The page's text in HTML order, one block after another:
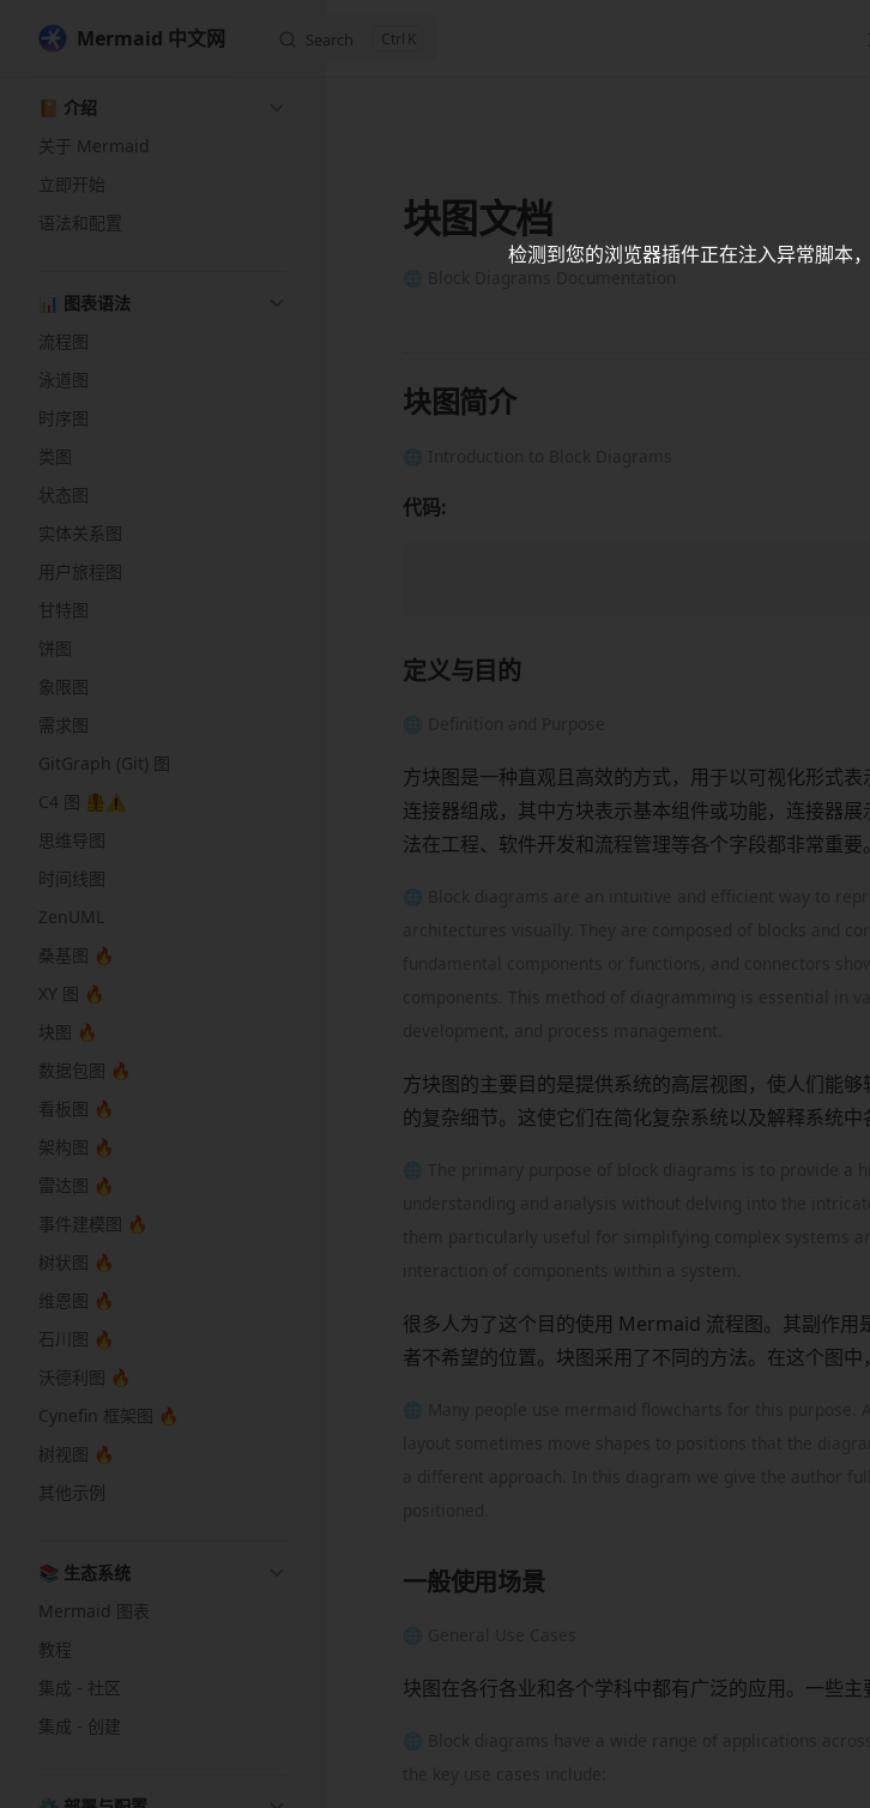
Skip to content
Mermaid 中文网 Search K
📔 介绍
关于 Mermaid
立即开始
语法和配置
📊 图表语法
流程图
泳道图
时序图
类图
状态图
实体关系图
用户旅程图
甘特图
饼图
象限图
需求图
GitGraph (Git) 图
C4 图 🦺⚠️
思维导图
时间线图
ZenUML
桑基图 🔥
XY 图 🔥
块图 🔥
数据包图 🔥
看板图 🔥
架构图 🔥
雷达图 🔥
事件建模图 🔥
树状图 🔥
维恩图 🔥
石川图 🔥
沃德利图 🔥
Cynefin 框架图 🔥
树视图 🔥
其他示例
📚 生态系统
Mermaid 图表
教程
集成 - 社区
集成 - 创建
块图文档
🌐 Block Diagrams Documentation
块图简介
🌐 Introduction to Block Diagrams
代码:
定义与目的
🌐 Definition and Purpose
方块图是一种直观且高效的方式，用于以可视化形式
连接器组成，其中方块表示基本组件或功能，连接器
法在工程、软件开发和流程管理等各个字段都非常重要。
🌐 Block diagrams are an intuitive and efficient way to
方块图的主要目的是提供系统的高层视图，使人们能
的复杂细节。这使它们在简化复杂系统以及解释系统中
🌐 The primary purpose of block diagrams is to provide a
很多人为了这个目的使用 Mermaid 流程图。其副作用
者不希望的位置。块图采用了不同的方法。在这个图中
🌐 Many people use mermaid flowcharts for this purpose.
一般使用场景
🌐 General Use Cases
块图在各行各业和各个学科中都有广泛的应用。一些主
🌐 Block diagrams have a wide range of applications
检测到您的浏览器插件正在注入异常脚本